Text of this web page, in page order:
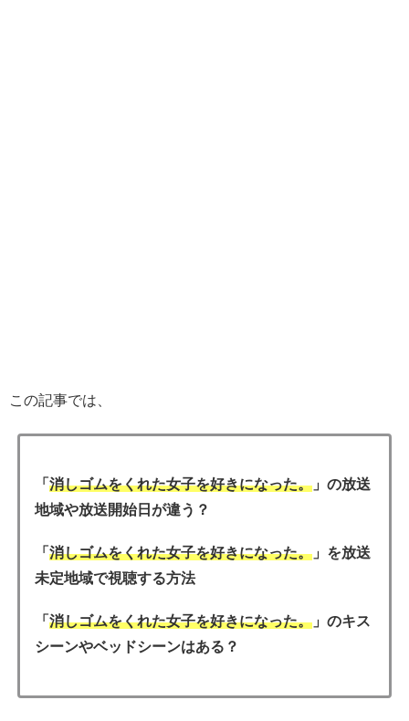
この記事では、
「 消しゴムをくれた女子を好きになった。」の放送
地域や放送開始日が違う？
「 消しゴムをくれた女子を好きになった。」を放送
未定地域で視聴する方法
「 消しゴムをくれた女子を好きになった。」のキス
シーンやベッドシーンはある？